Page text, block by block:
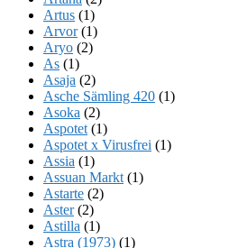
Artus (1)
Arvor(1)
Aryo (2)
As (1)
Asaja (2)
Asche Sämling 420 (1)
Asoka (2)
Aspotet (1)
Aspotet x Virusfrei (1)
Assia (1)
Assuan Markt (1)
Astarte (2)
Aster(2)
Astilla (1)
Astra (1973) (1)